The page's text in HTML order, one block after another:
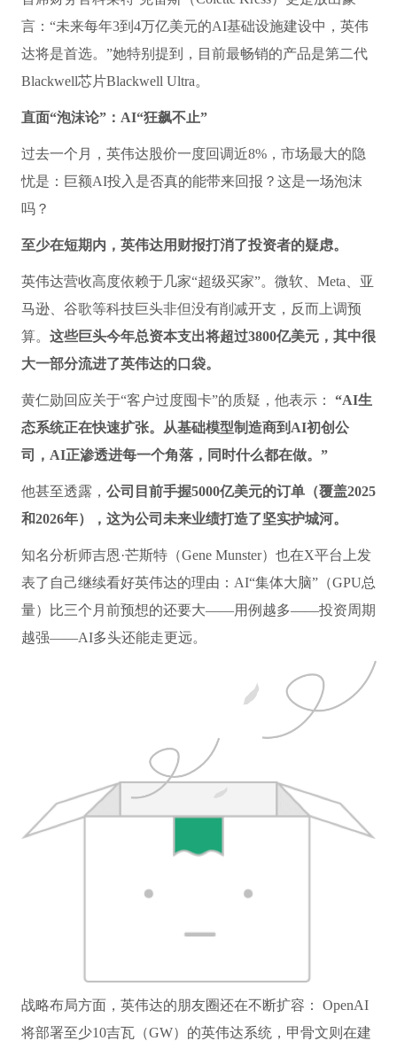
言：“未来每年3到4万亿美元的AI基础设施建设中，英伟
达将是首选。”她特别提到，目前最畅销的产品是第二代
Blackwell芯片Blackwell Ultra。
直面“泡沫论”：AI“狂飙不止”
过去一个月，英伟达股价一度回调近8%，市场最大的隐
忧是：巨额AI投入是否真的能带来回报？这是一场泡沫
吗？
至少在短期内，英伟达用财报打消了投资者的疑虑。
英伟达营收高度依赖于几家“超级买家”。微软、Meta、亚
马逊、谷歌等科技巨头非但没有削减开支，反而上调预
算。 这些巨头今年总资本支出将超过3800亿美元，其中很
大一部分流进了英伟达的口袋。
黄仁勋回应关于“客户过度囤卡”的质疑，他表示： “AI生
态系统正在快速扩张。从基础模型制造商到AI初创公
司，AI正渗透进每一个角落，同时什么都在做。”
他甚至透露， 公司目前手握5000亿美元的订单（覆盖2025
和2026年），这为公司未来业绩打造了坚实护城河。
知名分析师吉恩·芒斯特（Gene Munster）也在X平台上发
表了自己继续看好英伟达的理由：AI“集体大脑”（GPU总
量）比三个月前预想的还要大——用例越多——投资周期
越强——AI多头还能走更远。
战略布局方面，英伟达的朋友圈还在不断扩容： OpenAI
将部署至少10吉瓦（GW）的英伟达系统，甲骨文则在建